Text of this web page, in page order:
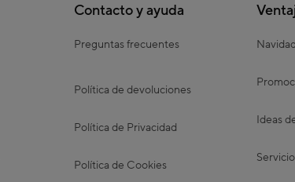
Contacto y ayuda
Preguntas frecuentes
Política de devoluciones
Política de Privacidad
Política de Cookies
Navidad
Ideas